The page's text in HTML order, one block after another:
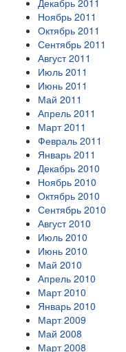
Декабрь 2011
Ноябрь 2011
Октябрь 2011
Сентябрь 2011
Август 2011
Июль 2011
Июнь 2011
Май 2011
Апрель 2011
Март 2011
Февраль 2011
Январь 2011
Декабрь 2010
Ноябрь 2010
Октябрь 2010
Сентябрь 2010
Август 2010
Июль 2010
Июнь 2010
Май 2010
Апрель 2010
Март 2010
Январь 2010
Март 2009
Май 2008
Март 2008